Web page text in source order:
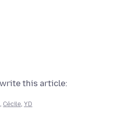
this article:
Cécile YD